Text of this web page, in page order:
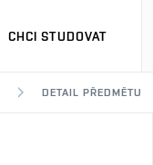
CHCI STUDOVAT
DETAIL PŘEDMĚTU